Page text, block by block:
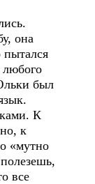
она
любого
был
К
к
«мутно
все